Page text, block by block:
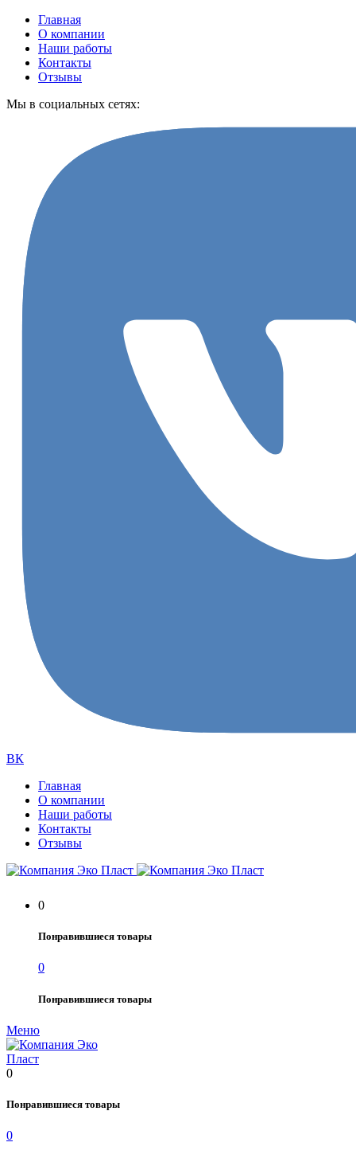
Главная
О компании
Наши работы
Контакты
Отзывы
Мы в социальных сетях:
ВК
Главная
О компании
Наши работы
Контакты
Отзывы
0
Понравившиеся товары
0
Понравившиеся товары
Меню
0
Понравившиеся товары
0